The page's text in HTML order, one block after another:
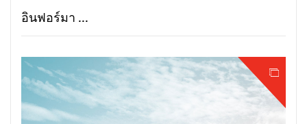
อินฟอร์มา ...